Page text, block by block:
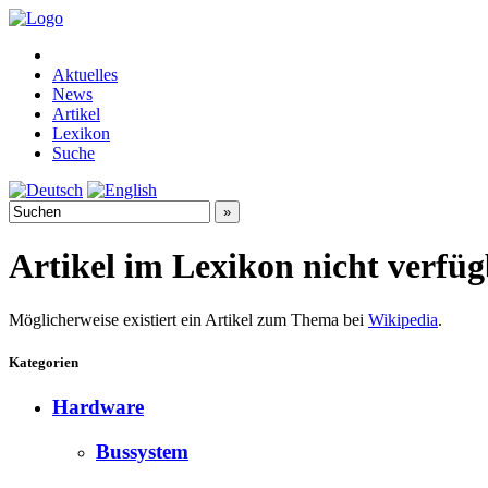
Aktuelles
News
Artikel
Lexikon
Suche
Artikel im Lexikon nicht
Möglicherweise existiert ein Artikel zum Thema bei Wikipedia.
Kategorien
Hardware
Bussystem